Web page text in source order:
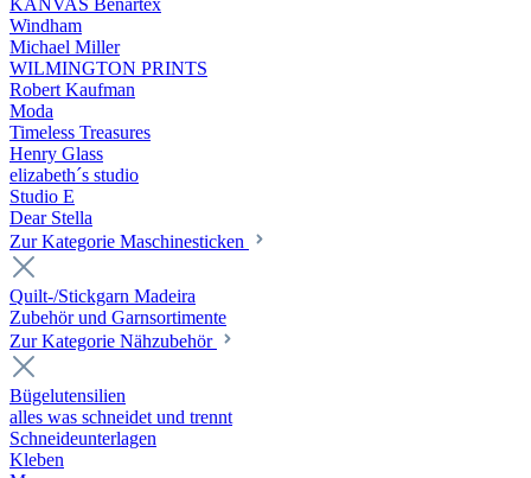
KANVAS Benartex
Windham
Michael Miller
WILMINGTON PRINTS
Robert Kaufman
Moda
Timeless Treasures
Henry Glass
elizabeth´s studio
Studio E
Dear Stella
Zur Kategorie Maschinesticken
Quilt-/Stickgarn Madeira
Zubehör und Garnsortimente
Zur Kategorie Nähzubehör
Bügelutensilien
alles was schneidet und trennt
Schneideunterlagen
Kleben